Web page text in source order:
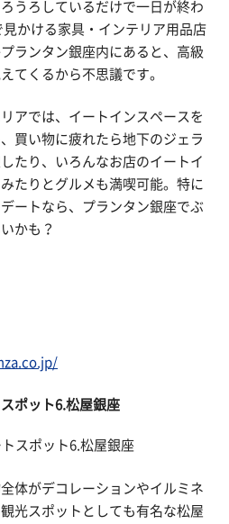
うろしているだけで一日が終わ
かける家具・インテリア用品店
ランタン銀座内にあると、高級
てくるから不思議です。
アでは、イートインスペースを
買い物に疲れたら地下のジェラ
たり、いろんなお店のイートイ
たりとグルメも満喫可能。特に
ートなら、プランタン銀座でぶ
かも？
ポット6.松屋銀座
体がデコレーションやイルミネ
光スポットとしても有名な松屋